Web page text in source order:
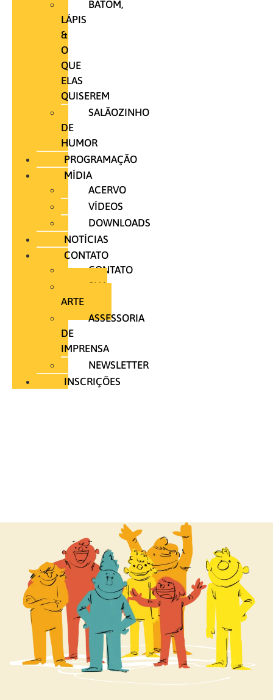
BATOM,
LÁPIS
&
O
QUE
ELAS
QUISEREM
SALÃOZINHO
DE
HUMOR
PROGRAMAÇÃO
MÍDIA
ACERVO
VÍDEOS
DOWNLOADS
NOTÍCIAS
CONTATO
CONTATO
SUA
ARTE
ASSESSORIA
DE
IMPRENSA
NEWSLETTER
INSCRIÇÕES